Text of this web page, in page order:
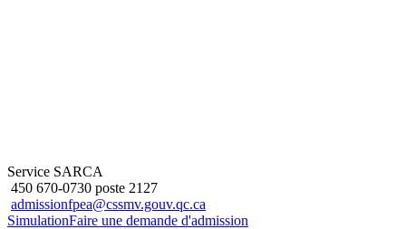
Service SARCA
450 670-0730 poste 2127
admissionfpea@cssmv.gouv.qc.ca
SimulationFaire une demande d'admission